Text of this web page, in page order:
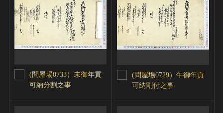
(問屋場0733）未御年貢
可納分割之事
(問屋場0729）午御年貢
可納割付之事